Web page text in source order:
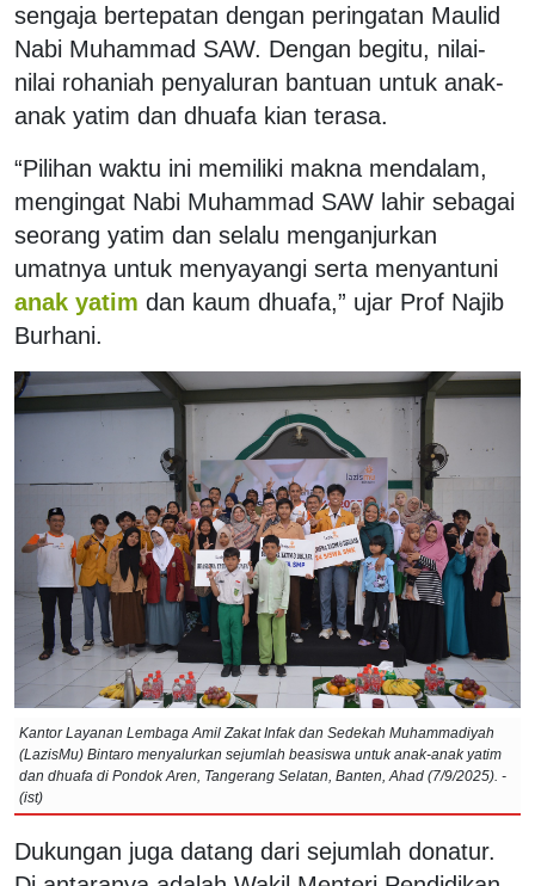
sengaja bertepatan dengan peringatan Maulid
Nabi Muhammad SAW. Dengan begitu, nilai-
nilai rohaniah penyaluran bantuan untuk anak-
anak yatim dan dhuafa kian terasa.
“Pilihan waktu ini memiliki makna mendalam,
mengingat Nabi Muhammad SAW lahir sebagai
seorang yatim dan selalu menganjurkan
umatnya untuk menyayangi serta menyantuni
anak yatim dan kaum dhuafa,” ujar Prof Najib
Burhani.
Kantor Layanan Lembaga Amil Zakat Infak dan Sedekah Muhammadiyah
(LazisMu) Bintaro menyalurkan sejumlah beasiswa untuk anak-anak yatim
dan dhuafa di Pondok Aren, Tangerang Selatan, Banten, Ahad (7/9/2025). -
(ist)
Dukungan juga datang dari sejumlah donatur.